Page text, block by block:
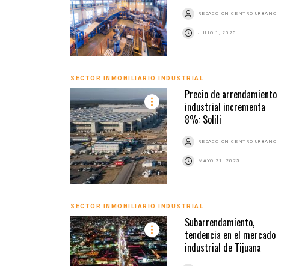
REDACCIÓN CENTRO URBANO
JULIO 1, 2025
SECTOR INMOBILIARIO INDUSTRIAL
Precio de arrendamiento
industrial incrementa
8%: Solili
REDACCIÓN CENTRO URBANO
MAYO 21, 2025
SECTOR INMOBILIARIO INDUSTRIAL
Subarrendamiento,
tendencia en el mercado
industrial de Tijuana